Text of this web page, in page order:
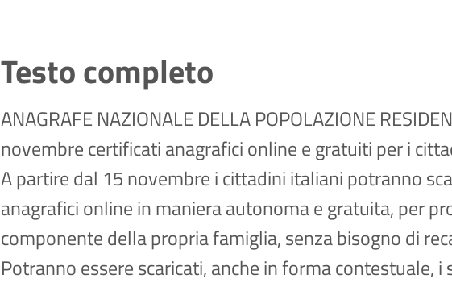
Testo completo
ANAGRAFE NAZIONALE DELLA POPOLAZIONE
novembre certificati anagrafici online e gratuiti per i
A partire dal 15 novembre i cittadini italiani potranno
anagrafici online in maniera autonoma e gratuita, per
componente della propria famiglia, senza bisogno di
Potranno essere scaricati, anche in forma contestuale, i